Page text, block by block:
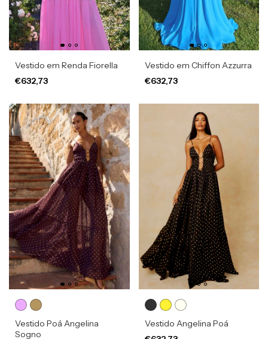
Vestido em Renda Fiorella
€632,73
Vestido em Chiffon Azzurra
€632,73
Vestido Poá Angelina
Sogno
Vestido Angelina Poá